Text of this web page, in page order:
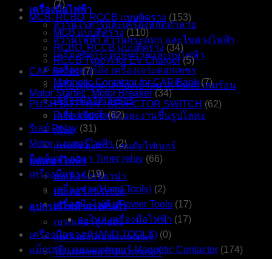
เครื่องมือไฟฟ้า
สว่านโรตารี่และเครื่องสกัดทำลาย
สว่านไฟฟ้า สว่านกระแทก และไขควงไฟฟ้า
เครื่องขัดกระดาษทรายและกบไฟฟ้า
เครื่องคอร์ลิ่ง เครื่องเจาะดอกเพชร
เครื่องดูดฝุ่น, เครื่องเป่าลม เครื่องเป่าลมร้อน
เครื่องมือวัดเลเซอร์
เครื่องเจียรไฟฟ้าและงานขึ้นรูปโลหะ
เลื่อย
แท่นตัดองศา, แท่นตัดไฟเบอร์
มอเตอร์ไฟฟ้า
มอเตอร์เหนี่ยวนำ
มอเตอร์กันระเบิด
อุปกรณ์ไฟฟ้าแรงดันต่ำ
เบรกเกอร์ลูกย่อย
แมกเนติกคอนแทคเตอร์
โมลเคสเซอร์กิตเบรกเกอร์
(7)
MCB, RCBO, RCCB แบบติดราง (153)
MCB แบบติดราง (110)
RCBO, RCCB แบบติดราง (34)
RCCB Type A for EV Charger (5)
CAP BANK (7)
Magnetic Contactor for CAP Bank (7)
Motor Starter , Motor Breaker (34)
PUSH BUTTON , SELECTOR SWITCH (62)
Push button (62)
รีเลย์ Relay (31)
Motor มอเตอร์ไฟฟ้า (2)
รีเลย์หน่วงเวลา Timer relay (66)
เครื่องมือช่าง (19)
เครื่องช่าง(Hand Tools) (2)
เครื่องมือไฟฟ้า(Power Tools (17)
อะไหล่ เครื่องมือไฟฟ้า (17)
เครื่องมือช่าง (HAND TOOLS) (0)
แม็กเนติก คอนแทคเตอร์ Magnetic Contactor (174)